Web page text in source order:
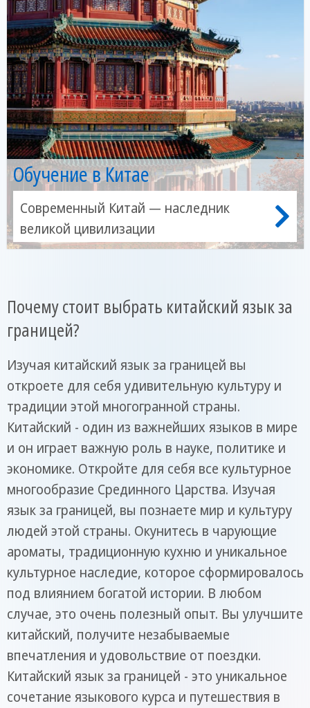
Обучение в Китае
Современный Китай — наследник
великой цивилизации
Почему стоит выбрать китайский язык за
границей?
Изучая китайский язык за границей вы
откроете для себя удивительную культуру и
традиции этой многогранной страны.
Китайский - один из важнейших языков в мире
и он играет важную роль в науке, политике и
экономике. Откройте для себя все культурное
многообразие Срединного Царства. Изучая
язык за границей, вы познаете мир и культуру
людей этой страны. Окунитесь в чарующие
ароматы, традиционную кухню и уникальное
культурное наследие, которое сформировалось
под влиянием богатой истории. В любом
случае, это очень полезный опыт. Вы улучшите
китайский, получите незабываемые
впечатления и удовольствие от поездки.
Китайский язык за границей - это уникальное
сочетание языкового курса и путешествия в